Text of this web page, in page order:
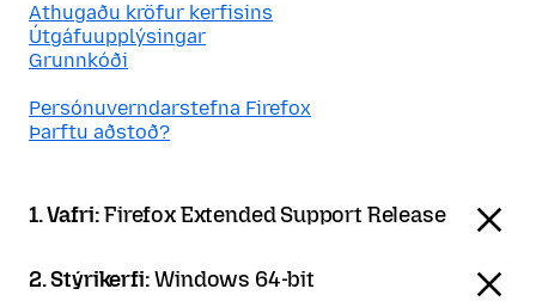
Athugaðu kröfur kerfisins
Útgáfuupplýsingar
Grunnkóði
Persónuverndarstefna Firefox
Þarftu aðstoð?
1. Vafri:Firefox Extended Support Release
2. Stýrikerfi:Windows 64-bit